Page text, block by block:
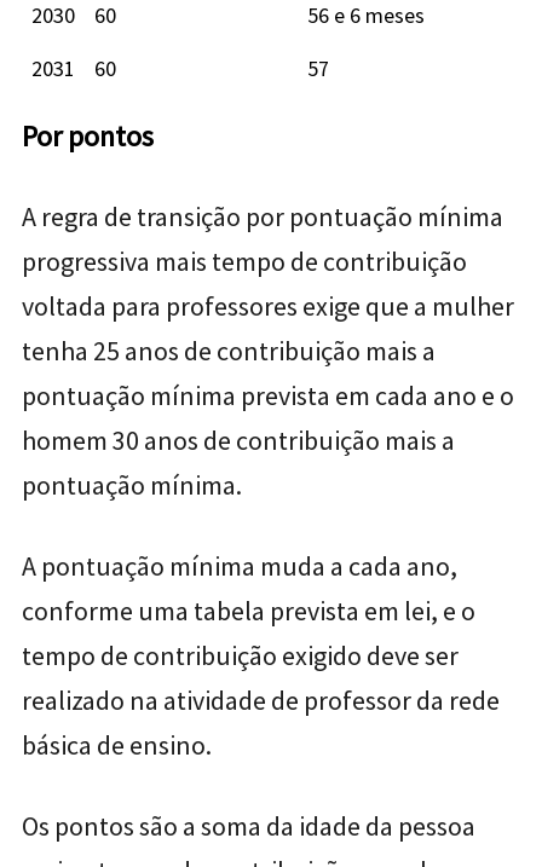
2030
60
56 e 6 meses
2031
60 57
Por pontos
A regra de transição por pontuação mínima
progressiva mais tempo de contribuição
voltada para professores exige que a mulher
tenha 25 anos de contribuição mais a
pontuação mínima prevista em cada ano e o
homem 30 anos de contribuição mais a
pontuação mínima.
A pontuação mínima muda a cada ano,
conforme uma tabela prevista em lei, e o
tempo de contribuição exigido deve ser
realizado na atividade de professor da rede
básica de ensino.
Os pontos são a soma da idade da pessoa